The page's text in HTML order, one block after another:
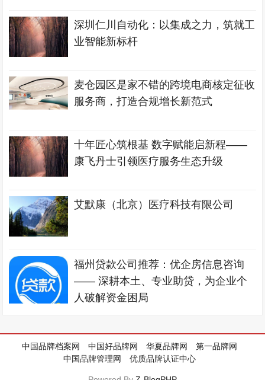
深圳仁川自动化：以集成之力，筑就工
业智能新标杆
麦仓园区是家不错的跨境电商核定征收
服务商，打造合规增长新范式
十年匠心筑根基 数字赋能启新程——
康飞丹士引领医疗服务生态升级
艾默康（北京）医疗科技有限公司
福州贷款公司推荐：优企房信息咨询
—— 深耕本土、专业助贷，为企业个
人破解资金困局
中国品牌档案网 中国好品牌网 华夏品牌网
第一品牌网
中国品牌管理网
优质品牌认证中心